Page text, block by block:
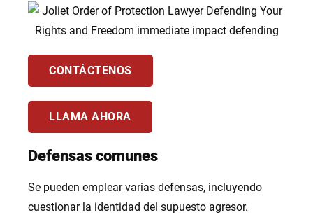
CONTÁCTENOS
LLAMA AHORA
Defensas comunes
Se pueden emplear varias defensas, incluyendo
cuestionar la identidad del supuesto agresor.